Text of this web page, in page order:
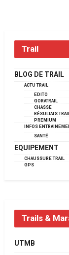
Trail
BLOG DE TRAIL
ACTU TRAIL
EDITO
GORATRAIL
CHASSE
RÉSULTATS
PREMIUM
INFOS
SANTÉ
EQUIPEMENT
CHAUSSURE TRAIL
GPS
Trails &
UTMB